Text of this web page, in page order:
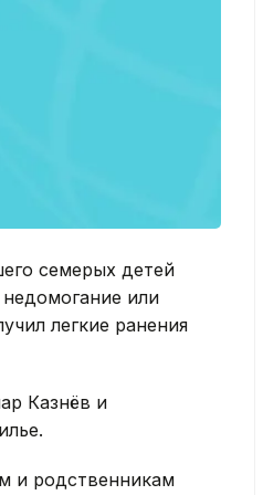
семерых детей
или
легкие ранения
Казнёв и
и родственникам